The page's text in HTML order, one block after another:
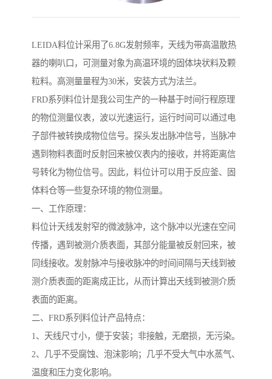
LEIDA料位计采用了6.8G发射频率，天线为带高温散热
器的喇叭口，可测量对象为高温环境的固体块状料及颗
粒料。高测量量程为30米，安装方式为法兰。
FRD系列料位计是我公司生产的一种基于时间行程原理
的物位测量仪表，波以光速运行，运行时间可以通过电
子部件被转换成物位信号。探头发出脉冲信号，当脉冲
遇到物料表面时反射回来被仪表内的接收，并将距离信
号转化为物位信号。因此，料位计可以用于反应釜、固
体料仓等一些复杂环境的物位测量。
一、工作原理：
料位计天线发射窄的微波脉冲，这个脉冲以光速在空间
传播，遇到被测介质表面，其部分能量被反射回来，被
同线接收。发射脉冲与接收脉冲的时间间隔与天线到被
测介质表面的距离成正比，从而计算出天线到被测介质
表面的距离。
二、FRD系列料位计产品特点：
1、天线尺寸小，便于安装；非接触，无磨损，无污染。
2、几乎不受腐蚀、泡沫影响；几乎不受大气中水蒸气、
温度和压力变化影响。